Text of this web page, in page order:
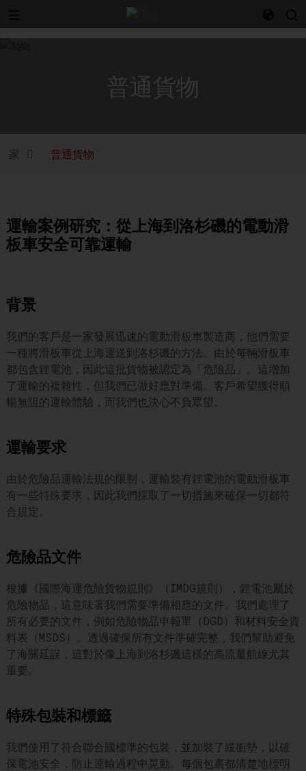
普通貨物
家 普通貨物
運輸案例研究：從上海到洛杉磯的電動滑
板車安全可靠運輸
背景
我們的客戶是一家發展迅速的電動滑板車製造商，他們需要
一種將滑板車從上海運送到洛杉磯的方法。由於每輛滑板車
都包含鋰電池，因此這批貨物被認定為「危險品」。這增加
了運輸的複雜性，但我們已做好應對準備。客戶希望獲得順
暢無阻的運輸體驗，而我們也決心不負眾望。
運輸要求
由於危險品運輸法規的限制，運輸裝有鋰電池的電動滑板車
有一些特殊要求，因此我們採取了一切措施來確保一切都符
合規定。
危險品文件
根據《國際海運危險貨物規則》（IMDG規則），鋰電池屬於
危險物品，這意味著我們需要準備相應的文件。我們處理了
所有必要的文件，例如危險物品申報單（DGD）和材料安全資
料表（MSDS）。透過確保所有文件準確完整，我們幫助避免
了海關延誤，這對於像上海到洛杉磯這樣的高流量航線尤其
重要。
特殊包裝和標籤
我們使用了符合聯合國標準的包裝，並加裝了緩衝墊，以確
保電池安全，防止運輸過程中晃動。每個包裹都清楚地標明